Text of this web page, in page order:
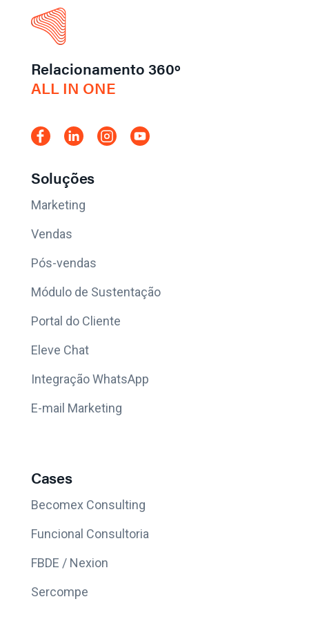
Relacionamento 360º
ALL IN ONE
Soluções
Marketing
Vendas
Pós-vendas
Módulo de Sustentação
Portal do Cliente
Eleve Chat
Integração WhatsApp
E-mail Marketing
Cases
Becomex Consulting
Funcional Consultoria
FBDE / Nexion
Sercompe